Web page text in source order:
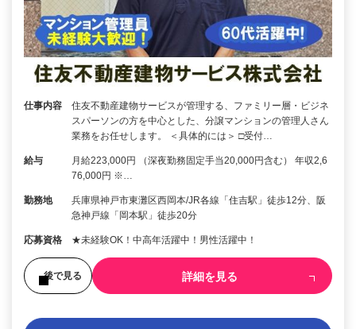
仕事内容
住友不動産建物サービスが管理する、ファミリー層・ビジネ
スパーソンの方を中心とした、分譲マンションの管理人さん
業務をお任せします。 ＜具体的には＞ □受付…
給与
月給223,000円 （深夜勤務固定手当20,000円含む） 年収2,6
76,000円 ※…
勤務地
兵庫県神戸市東灘区西岡本/JR各線「住吉駅」徒歩12分、阪
急神戸線「岡本駅」徒歩20分
応募資格 ★未経験OK！中高年活躍中！男性活躍中！
後で見る 詳細を見る